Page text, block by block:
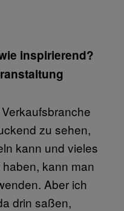
inspirierend?
zu sehen,
kann und vieles
kann man
Aber ich
drin saßen,